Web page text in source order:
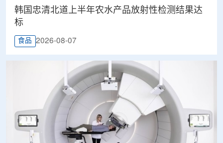
韩国忠清北道上半年农水产品放射性检测结果达
标
食品 2026-08-07